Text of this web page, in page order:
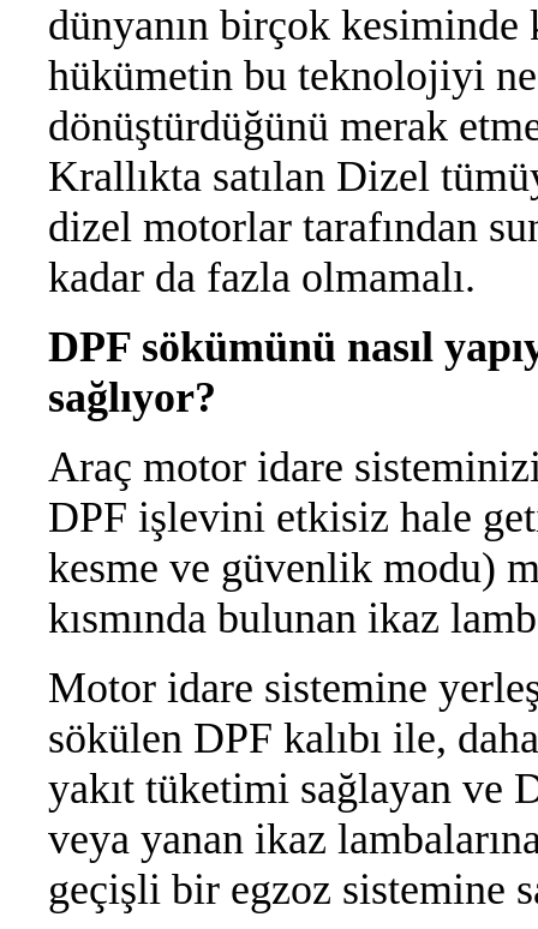
dünyanın birçok kesiminde
hükümetin bu teknolojiyi
dönüştürdüğünü merak
Krallıkta satılan Dizel
dizel motorlar tarafından
kadar da fazla olmamalı.
DPF sökümünü nasıl
sağlıyor?
Araç motor idare
DPF işlevini etkisiz hale
kesme ve güvenlik modu)
kısmında bulunan ikaz
Motor idare sistemine
sökülen DPF kalıbı ile,
yakıt tüketimi sağlayan ve
veya yanan ikaz
geçişli bir egzoz sistemine